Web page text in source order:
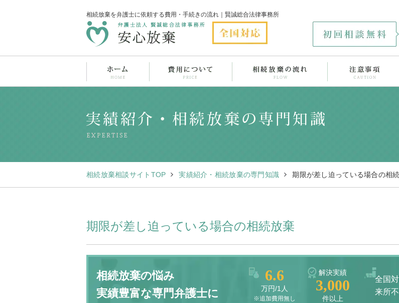
相続放棄を弁護士に依頼する費用・手続きの流れ｜賢誠総合法律事務所
相続放棄相談サイトTOP 実績紹介・相続放棄の専門知識 期限が差し迫っている場合の相
期限が差し迫っている場合の相続放棄
相続放棄の悩み
実績豊富な専門弁護士に
6.6
万円/1人
※追加費用無し
解決実績
3,000
件以上
全国
来所